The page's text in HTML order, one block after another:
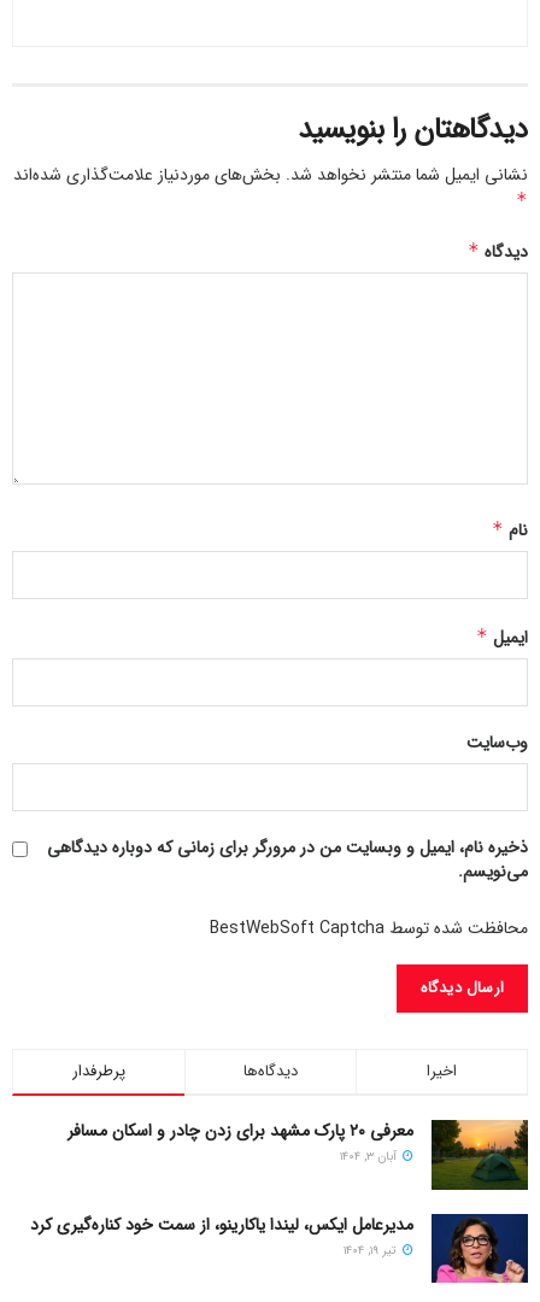
دیدگاهتان را بنویسید
نشانی ایمیل شما منتشر نخواهد شد. بخش‌های موردنیاز علامت‌گذاری شده‌اند
*
دیدگاه*
نام*
ایمیل*
وب‌سایت
ذخیره نام، ایمیل و وبسایت من در مرورگر برای زمانی که دوباره دیدگاهی
می‌نویسم.
محافظت شده توسط BestWebSoft Captcha
پرطرفدار دیدگاه‌ها اخیرا
معرفی ۲۰ پارک مشهد برای زدن چادر و اسکان مسافر
آبان ۳, ۱۴۰۴
مدیرعامل ایکس، لیندا یاکارینو، از سمت خود کناره‌گیری کرد
تیر ۱۹, ۱۴۰۴